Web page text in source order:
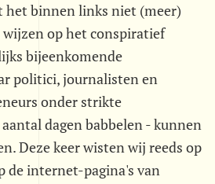
het binnen links niet (meer)
op het conspiratief
bijeenkomende
politici, journalisten en
onder strikte
dagen babbelen - kunnen
Deze keer wisten wij reeds op
de internet-pagina's van